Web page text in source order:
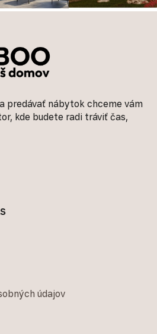
predávať nábytok chceme vám
kde budete radi tráviť čas,
údajov